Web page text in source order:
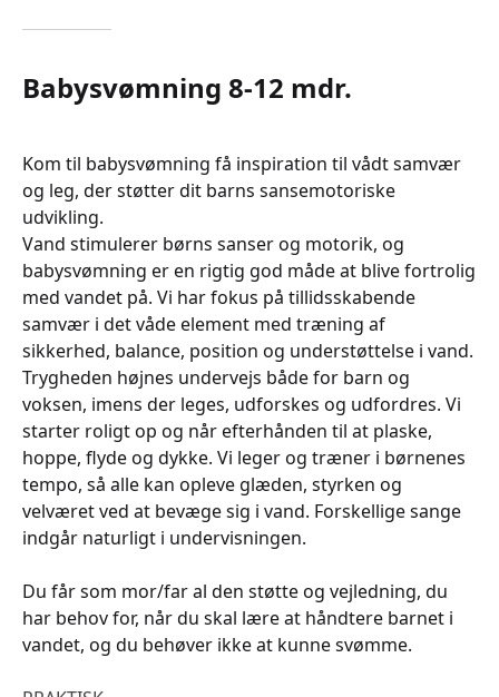
Babysvømning 8-12 mdr.
Kom til babysvømning få inspiration til vådt samvær
og leg, der støtter dit barns sansemotoriske
udvikling.
Vand stimulerer børns sanser og motorik, og
babysvømning er en rigtig god måde at blive fortrolig
med vandet på. Vi har fokus på tillidsskabende
samvær i det våde element med træning af
sikkerhed, balance, position og understøttelse i vand.
Trygheden højnes undervejs både for barn og
voksen, imens der leges, udforskes og udfordres. Vi
starter roligt op og når efterhånden til at plaske,
hoppe, flyde og dykke. Vi leger og træner i børnenes
tempo, så alle kan opleve glæden, styrken og
velværet ved at bevæge sig i vand. Forskellige sange
indgår naturligt i undervisningen.
Du får som mor/far al den støtte og vejledning, du
har behov for, når du skal lære at håndtere barnet i
vandet, og du behøver ikke at kunne svømme.